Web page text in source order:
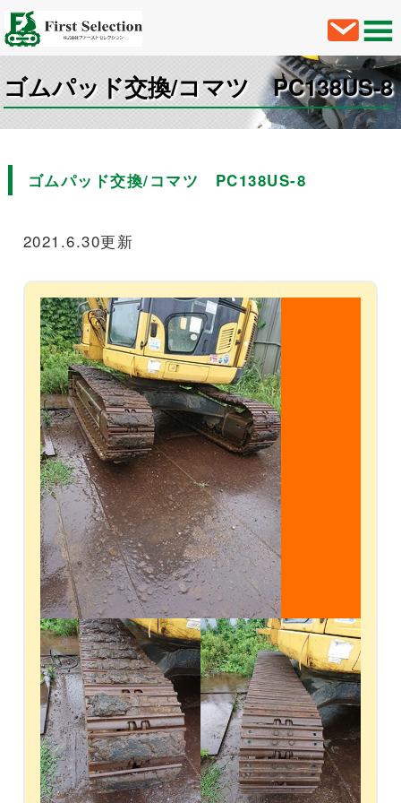
ゴムパッド交換/コマツ PC138US-8
ゴムパッド交換/コマツ PC138US-8
2021.6.30更新